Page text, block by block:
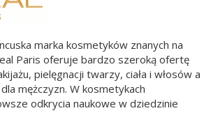
marka kosmetyków znanych na
Paris oferuje bardzo szeroką ofertę
pielęgnacji twarzy, ciała i włosów a
mężczyzn. W kosmetykach
odkrycia naukowe w dziedzinie